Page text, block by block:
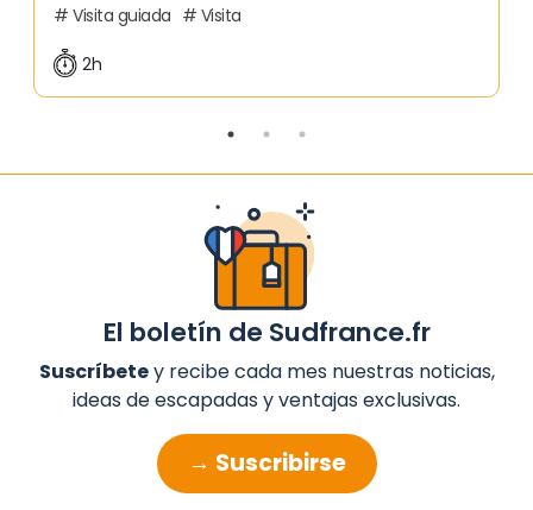
Visita guiada
Visita
2h
El boletín de Sudfrance.fr
Suscríbetey recibe cada mes nuestras noticias,
ideas de escapadas y ventajas exclusivas.
→ Suscribirse